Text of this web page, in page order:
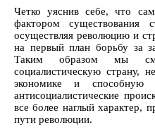
Четко уяснив себе, что
фактором
осуществляя революцию и
на первый план борьбу за
Таким образом мы
социалистическую страну,
экономике и
антисоциалистические
все более наглый характер,
пути революции.